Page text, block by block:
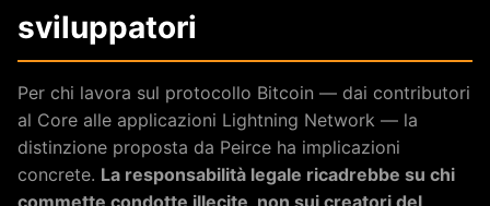
sviluppatori
Per chi lavora sul protocollo Bitcoin — dai contributori
al Core alle applicazioni Lightning Network — la
distinzione proposta da Peirce ha implicazioni
concrete. La responsabilità legale ricadrebbe su chi
commette condotte illecite, non sui creatori del